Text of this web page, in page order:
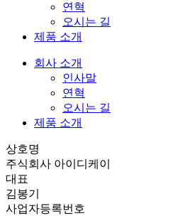
연혁
오시는 길
제품 소개
회사 소개
인사말
연혁
오시는 길
제품 소개
상호명
주식회사 아이디케이
대표
김봉기
사업자등록번호